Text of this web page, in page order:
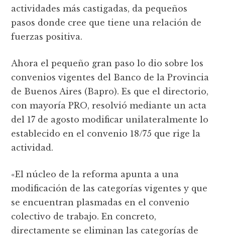
actividades más castigadas, da pequeños
pasos donde cree que tiene una relación de
fuerzas positiva.
Ahora el pequeño gran paso lo dio sobre los
convenios vigentes del Banco de la Provincia
de Buenos Aires (Bapro). Es que el directorio,
con mayoría PRO, resolvió mediante un acta
del 17 de agosto modificar unilateralmente lo
establecido en el convenio 18/75 que rige la
actividad.
«El núcleo de la reforma apunta a una
modificación de las categorías vigentes y que
se encuentran plasmadas en el convenio
colectivo de trabajo. En concreto,
directamente se eliminan las categorías de